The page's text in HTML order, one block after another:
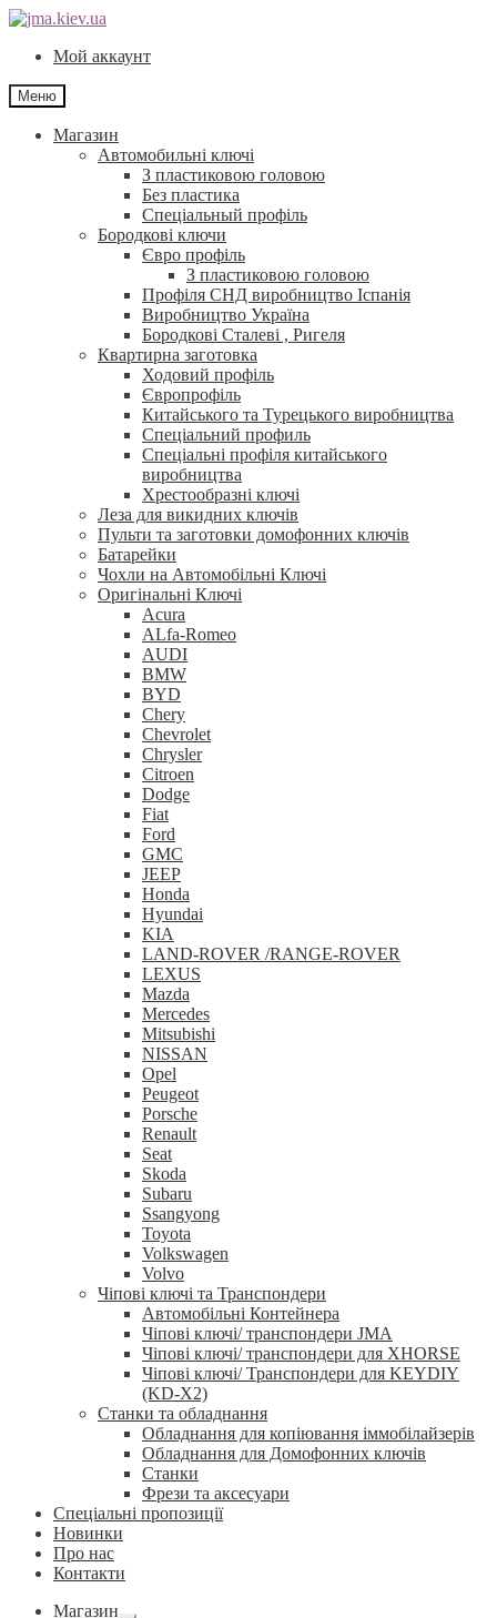
Перейти
навігації
Перейти
контентуМой аккаунт
Меню
Магазин
Автомобильні ключі
З пластиковою головою
Без пластика
Спеціальный профіль
Бородкові ключи
Євро профіль
З пластиковою головою
Профіля СНД виробництво Іспанія
Виробництво Україна
Бородкові Сталеві , Ригеля
Квартирна заготовка
Ходовий профіль
Європрофіль
Китайського та Турецького виробництва
Спеціальний профиль
Спеціальні профіля китайського
виробництва
Хрестообразні ключі
Леза для викидних ключів
Пульти та заготовки домофонних ключів
Батарейки
Чохли на Автомобільні Ключі
Оригінальні Ключі
Acura
ALfa-Romeo
AUDI
BMW
BYD
Chery
Chevrolet
Chrysler
Citroen
Dodge
Fiat
Ford
GMC
JEEP
Honda
Hyundai
KIA
LAND-ROVER /RANGE-ROVER
LEXUS
Mazda
Mercedes
Mitsubishi
NISSAN
Opel
Peugeot
Porsche
Renault
Seat
Skoda
Subaru
Ssangyong
Toyota
Volkswagen
Volvo
Чіпові ключі та Транспондери
Автомобільні Контейнера
Чіпові ключі/ транспондери JMA
Чіпові ключі/ транспондери для XHORSE
Чіпові ключі/ Транспондери для KEYDIY
(KD-X2)
Станки та обладнання
Обладнання для копіювання іммобілайзерів
Обладнання для Домофонних ключів
Станки
Фрези та аксесуари
Спеціальні пропозиції
Новинки
Про нас
Контакти
Магазин